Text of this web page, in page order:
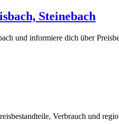
Steinebach
und informiere dich über
Verbrauch und